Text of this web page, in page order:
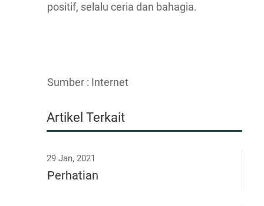
positif, selalu ceria dan bahagia.
Sumber : Internet
Artikel Terkait
29 Jan, 2021
Perhatian